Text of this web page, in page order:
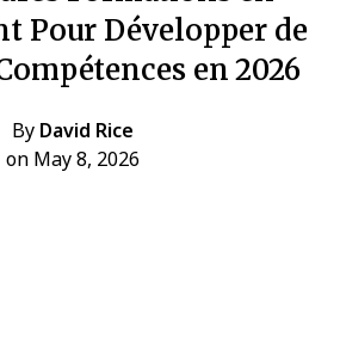
Pour Développer de
en 2026
By David Rice
on May 8, 2026